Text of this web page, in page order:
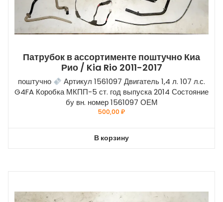
Патрубок в ассортименте поштучно Киа
Рио / Kia Rio 2011-2017
поштучно
Артикул 1561097 Двигатель 1,4 л. 107 л.с.
G4FA Коробка МКПП-5 ст. год выпуска 2014 Состояние
бу вн. номер 1561097 ОЕМ
500,00₽
В корзину